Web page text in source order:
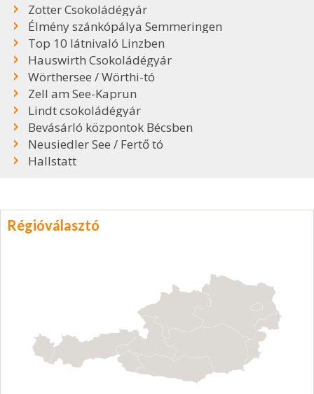
Zotter Csokoládégyár
Élmény szánkópálya Semmeringen
Top 10 látnivaló Linzben
Hauswirth Csokoládégyár
Wörthersee / Wörthi-tó
Zell am See-Kaprun
Lindt csokoládégyár
Bevásárló központok Bécsben
Neusiedler See / Fertő tó
Hallstatt
Régióválasztó